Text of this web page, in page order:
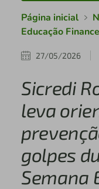
Página inicial
Educação
27/05/2026
Sicredi
leva
golpes
Semana